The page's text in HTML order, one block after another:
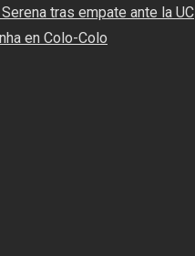
tras empate ante la UC
en Colo-Colo